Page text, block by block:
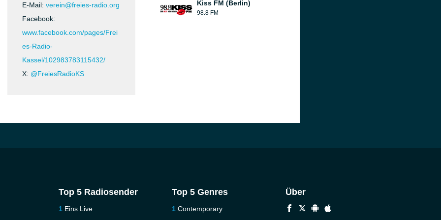
E-Mail: verein@freies-radio.org
Facebook:
www.facebook.com/pages/Frei
es-Radio-
Kassel/102983783115432/
X: @FreiesRadioKS
Kiss FM (Berlin)
98.8 FM
Top 5 Radiosender
Eins Live
Top 5 Genres
Contemporary
Über